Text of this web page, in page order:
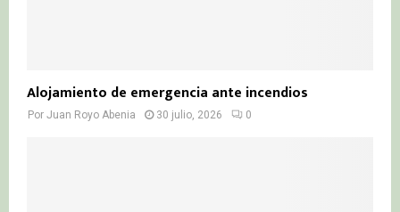
Alojamiento de emergencia ante incendios
Por Juan Royo Abenia 30 julio, 2026 0